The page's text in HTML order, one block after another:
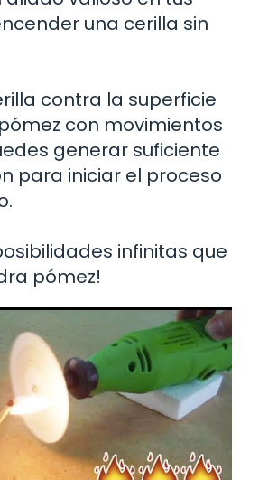
una cerilla sin
contra la superficie
con movimientos
generar suficiente
para iniciar el proceso
infinitas que
pómez!